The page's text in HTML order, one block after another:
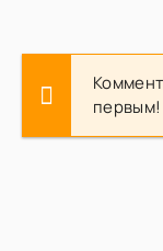
первым!